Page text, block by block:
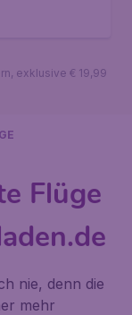
exklusive € 19,99
Flüge
nie, denn die
mehr